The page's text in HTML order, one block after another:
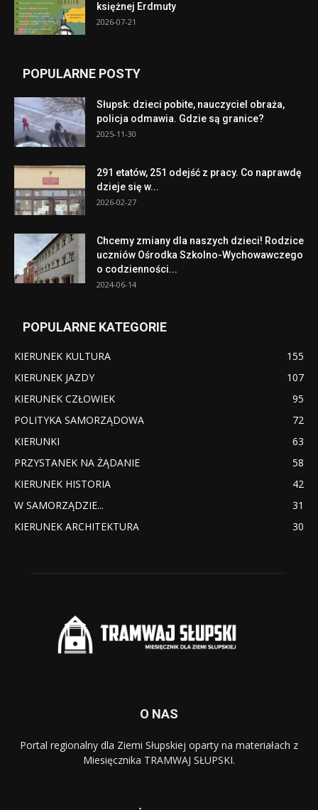
księżnej Erdmuty
2026-07-21
POPULARNE POSTY
Słupsk: dzieci pobite, nauczyciel obraża,
policja odmawia. Gdzie są granice?
2025-11-30
291 etatów, 251 odejść z pracy. Co naprawdę
dzieje się w...
2026-02-27
Chcemy zmiany dla naszych dzieci! Rodzice
uczniów Ośrodka Szkolno-Wychowawczego
o codzienności...
2024-06-14
POPULARNE KATEGORIE
KIERUNEK KULTURA
155
KIERUNEK JAZDY
107
KIERUNEK CZŁOWIEK
95
POLITYKA SAMORZĄDOWA
72
KIERUNKI
63
PRZYSTANEK NA ŻĄDANIE
58
KIERUNEK HISTORIA
42
W SAMORZĄDZIE...
31
KIERUNEK ARCHITEKTURA
30
O NAS
Portal regionalny dla Ziemi Słupskiej oparty na materiałach z
Miesięcznika TRAMWAJ SŁUPSKI.